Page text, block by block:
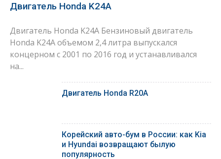
Двигатель Honda K24A
Двигатель Honda K24A Бензиновый двигатель
Honda K24A объемом 2,4 литра выпускался
концерном с 2001 по 2016 год и устанавливался
на...
Двигатель Honda R20A
Корейский авто-бум в России: как Kia
и Hyundai возвращают былую
популярность